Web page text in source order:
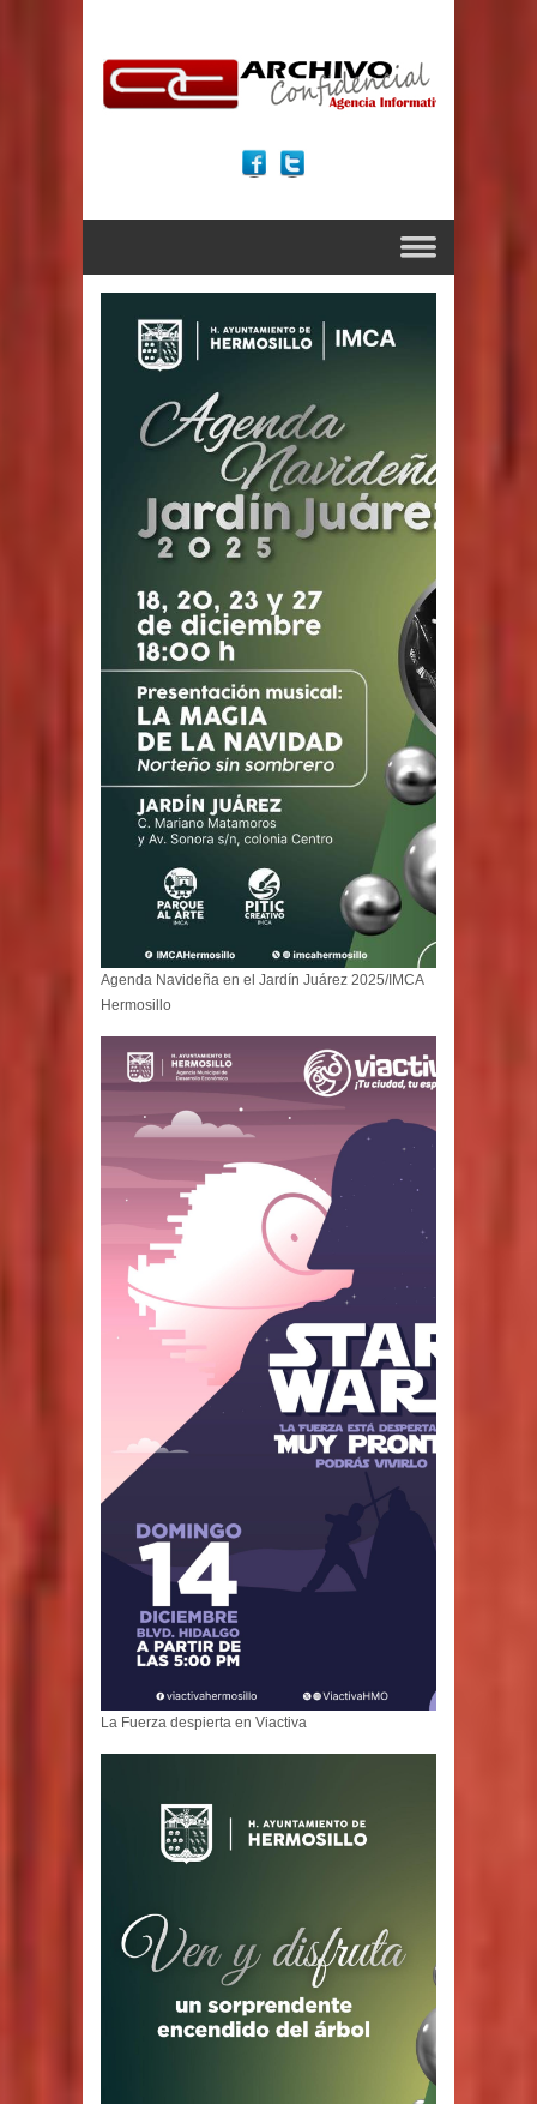
Agenda Navideña en el Jardín Juárez 2025/IMCA
Hermosillo
La Fuerza despierta en Viactiva